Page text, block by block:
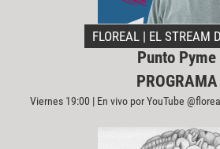
FLOREAL | EL STREAM
Punto Pyme
PROGRAMA
Viernes 19:00 | En vivo por YouTube